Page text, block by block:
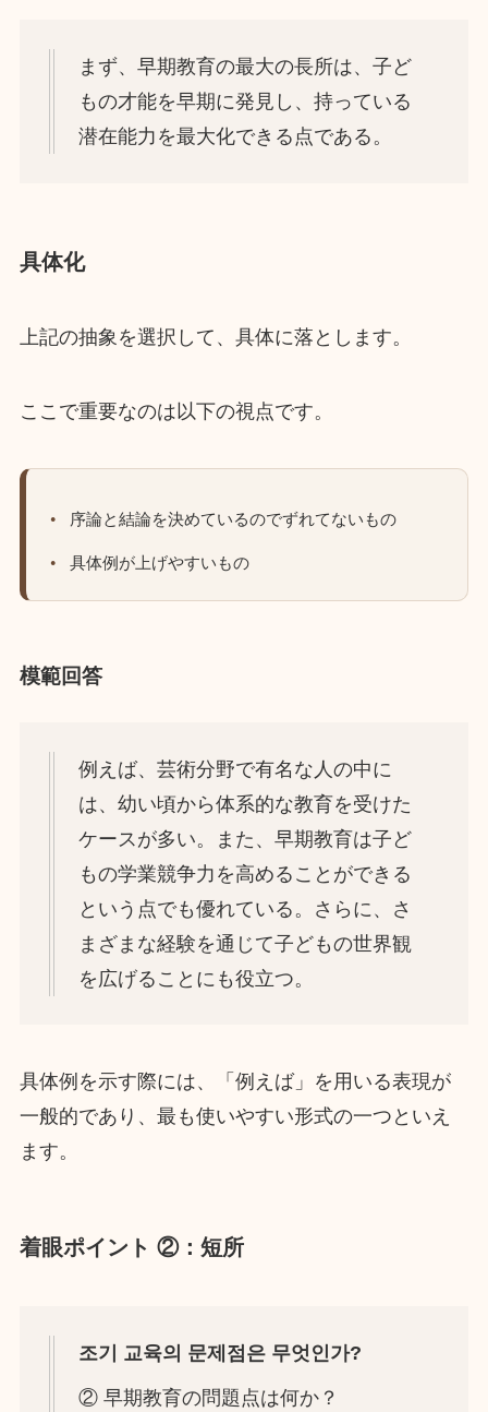
まず、早期教育の最大の長所は、子ど
もの才能を早期に発見し、持っている
潜在能力を最大化できる点である。
具体化
上記の抽象を選択して、具体に落とします。
ここで重要なのは以下の視点です。
序論と結論を決めているのでずれてないもの
具体例が上げやすいもの
模範回答
例えば、芸術分野で有名な人の中に
は、幼い頃から体系的な教育を受けた
ケースが多い。また、早期教育は子ど
もの学業競争力を高めることができる
という点でも優れている。さらに、さ
まざまな経験を通じて子どもの世界観
を広げることにも役立つ。
具体例を示す際には、「例えば」を用いる表現が
一般的であり、最も使いやすい形式の一つといえ
ます。
着眼ポイント ②：短所
조기 교육의 문제점은 무엇인가?
② 早期教育の問題点は何か？